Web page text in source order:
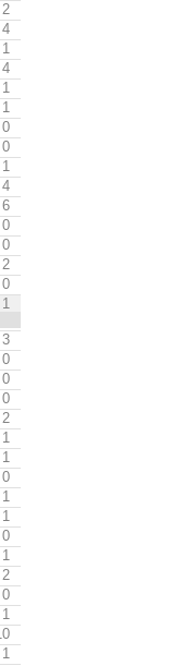
2
4
1
4
1
1
0
0
1
4
6
0
0
2
0
1
3
0
0
0
2
1
1
0
1
1
0
1
2
0
1
1